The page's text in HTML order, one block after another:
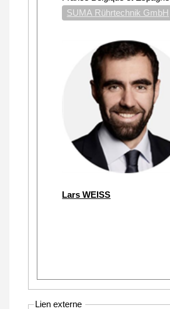
SUMA Rührtechnik GmbH
Lars WEISS
Lien externe